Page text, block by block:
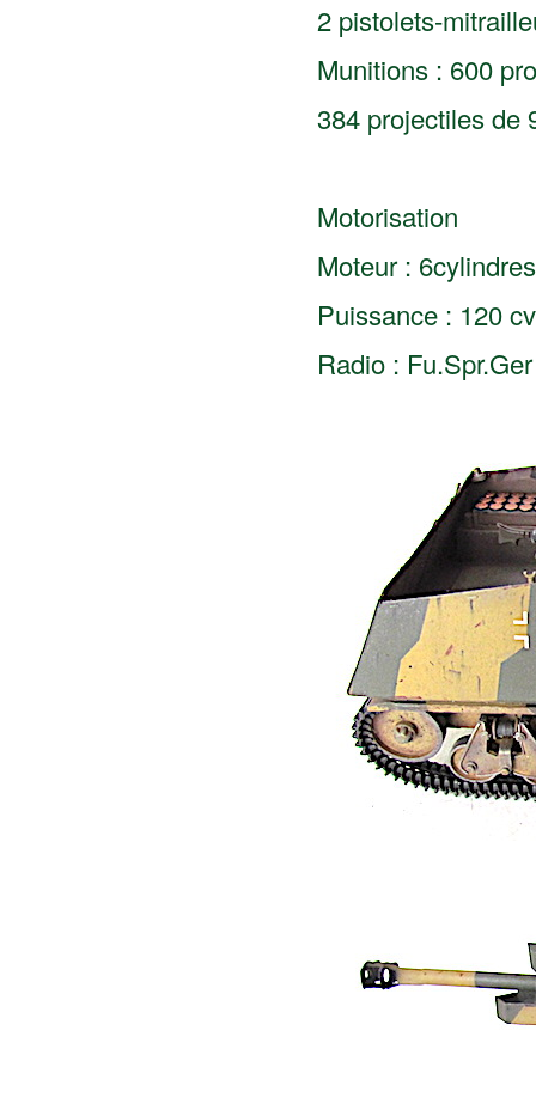
2 pistolets-
Munitions : 600
384 projectiles de
Motorisation
Moteur :
Puissance : 120
Radio : Fu.Spr.Ger